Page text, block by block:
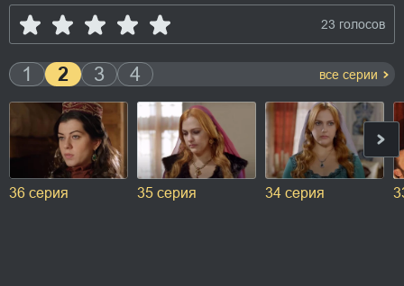
23 голосов
1 2 3 4 все серии
36 серия 35 серия 34 серия